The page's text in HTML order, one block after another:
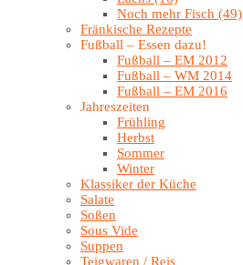
Noch mehr Fisch (49)
Fränkische Rezepte
Fußball – Essen dazu!
Fußball – EM 2012
Fußball – WM 2014
Fußball – EM 2016
Jahreszeiten
Frühling
Herbst
Sommer
Winter
Klassiker der Küche
Salate
Soßen
Sous Vide
Suppen
Teigwaren / Reis